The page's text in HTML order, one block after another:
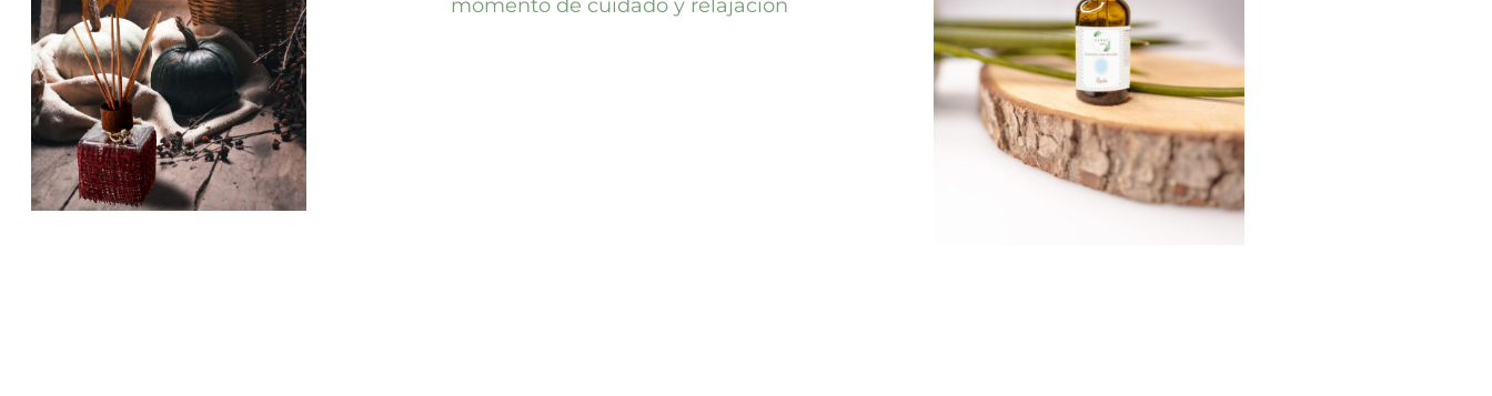
momento de cuidado y relajación